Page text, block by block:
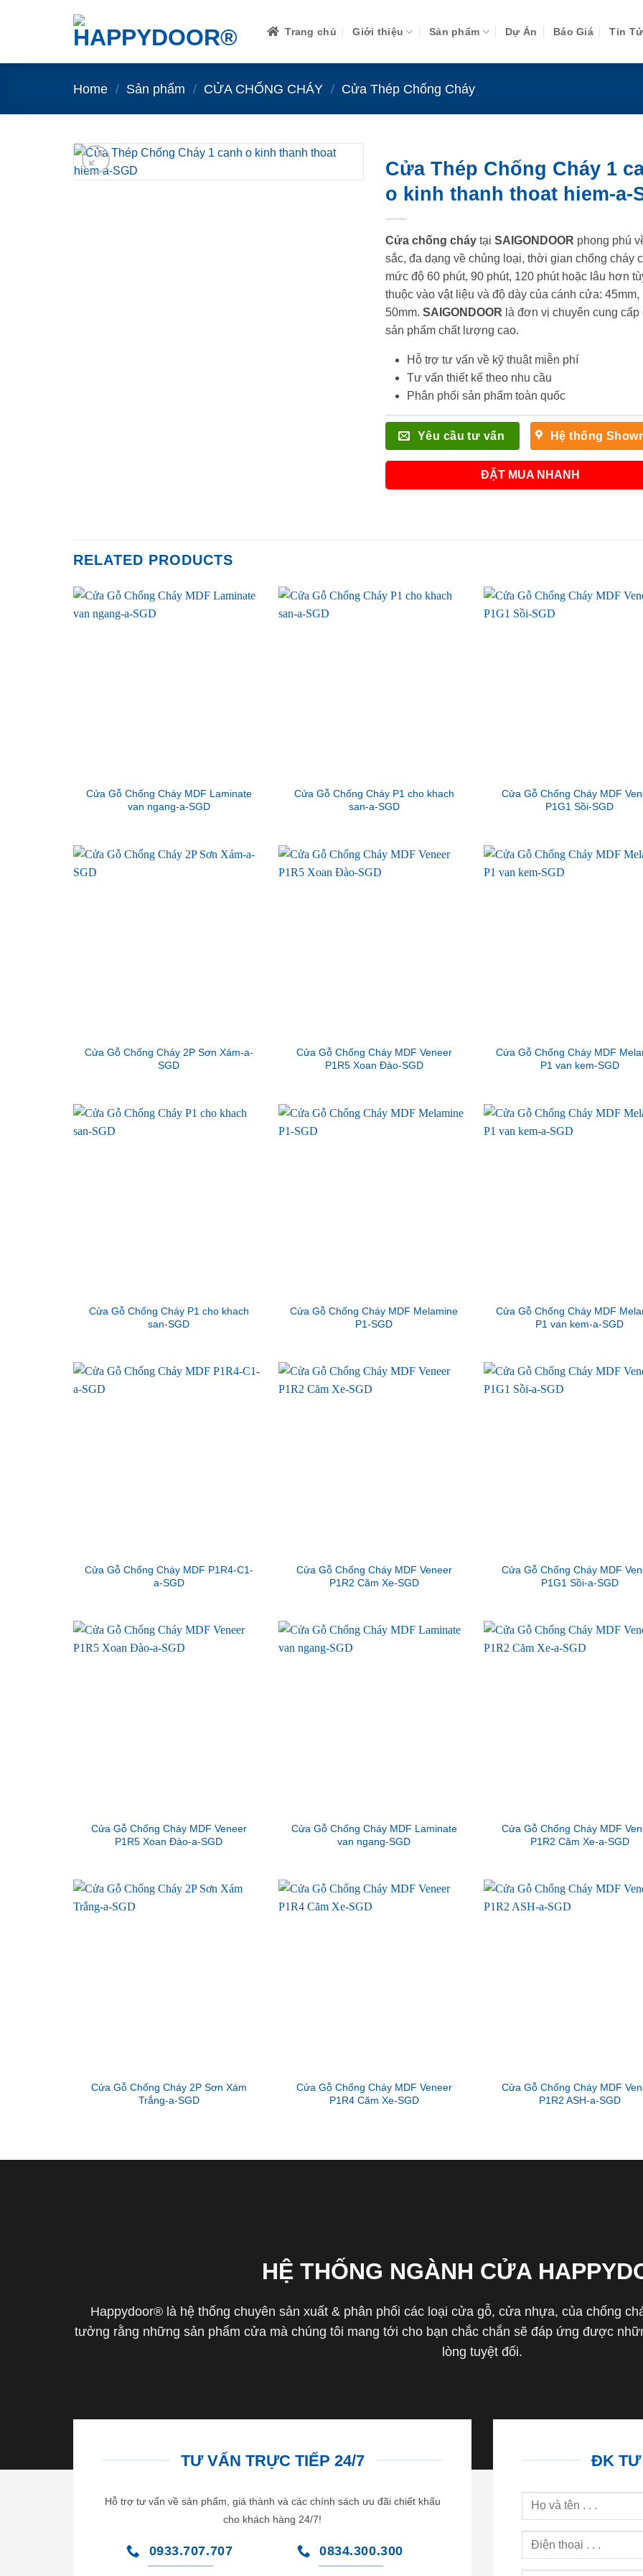
Trang chủ Giới thiệu Sản phẩm Dự Án Báo Giá Tin
Home / Sản phẩm / CỬA CHỐNG CHÁY / Cửa Thép Chống Cháy
Cửa Thép Chống Cháy 1
o kinh thanh thoat hiem-a-
Cửa chống cháytại SAIGONDOOR phong phú
sắc, đa dạng về chủng loại, thời gian chống cháy
mức độ 60 phút, 90 phút, 120 phút hoặc lâu hơn
thuộc vào vật liệu và độ dày của cánh cửa: 45mm,
50mm. SAIGONDOOR là đơn vị chuyên cung cấp
sản phẩm chất lượng cao.
Hỗ trợ tư vấn về kỹ thuật miễn phí
Tư vấn thiết kế theo nhu cầu
Phân phối sản phẩm toàn quốc
Yêu cầu tư vấn Hệ thống
ĐẶT MUA NHANH
RELATED PRODUCTS
Cửa Gỗ Chống Cháy MDF Laminate
van ngang-a-SGD
Cửa Gỗ Chống Cháy P1 cho khach
san-a-SGD
Cửa Gỗ Chống Cháy MDF
P1G1 Sồi-SGD
Cửa Gỗ Chống Cháy 2P Sơn Xám-a-
SGD
Cửa Gỗ Chống Cháy MDF Veneer
P1R5 Xoan Đào-SGD
Cửa Gỗ Chống Cháy MDF
P1 van kem-SGD
Cửa Gỗ Chống Cháy P1 cho khach
san-SGD
Cửa Gỗ Chống Cháy MDF Melamine
P1-SGD
Cửa Gỗ Chống Cháy MDF
P1 van kem-a-SGD
Cửa Gỗ Chống Cháy MDF P1R4-C1-
a-SGD
Cửa Gỗ Chống Cháy MDF Veneer
P1R2 Căm Xe-SGD
Cửa Gỗ Chống Cháy MDF
P1G1 Sồi-a-SGD
Cửa Gỗ Chống Cháy MDF Veneer
P1R5 Xoan Đào-a-SGD
Cửa Gỗ Chống Cháy MDF Laminate
van ngang-SGD
Cửa Gỗ Chống Cháy MDF
P1R2 Căm Xe-a-SGD
Cửa Gỗ Chống Cháy 2P Sơn Xám
Trắng-a-SGD
Cửa Gỗ Chống Cháy MDF Veneer
P1R4 Căm Xe-SGD
Cửa Gỗ Chống Cháy MDF
P1R2 ASH-a-SGD
HỆ THỐNG NGÀNH CỬA
Happydoor® là hệ thống chuyên sản xuất & phân phối các loại cửa gỗ, cửa nhựa, của chống
tưởng rằng những sản phẩm cửa mà chúng tôi mang tới cho bạn chắc chắn sẽ đáp ứng được
lòng tuyệt đối.
TƯ VẤN TRỰC TIẾP 24/7
Hỗ trợ tư vấn về sản phẩm, giá thành và các chính sách ưu đãi chiết khấu
cho khách hàng 24/7!
0933.707.707 0834.300.300
ĐK TƯ